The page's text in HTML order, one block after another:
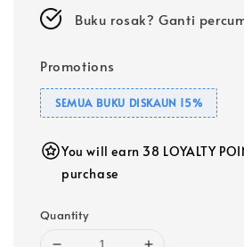
Buku rosak? Ganti
Promotions
SEMUA BUKU DISKAUN 15%
You will earn 38 LOYALTY
purchase
Quantity